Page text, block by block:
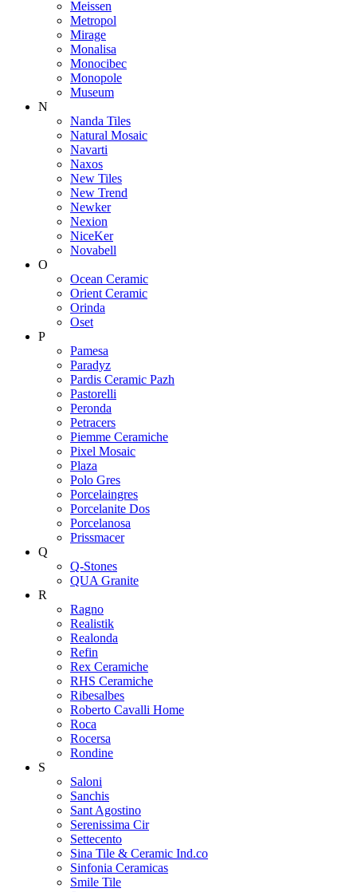
Meissen
Metropol
Mirage
Monalisa
Monocibec
Monopole
Museum
N
Nanda Tiles
Natural Mosaic
Navarti
Naxos
New Tiles
New Trend
Newker
Nexion
NiceKer
Novabell
O
Ocean Ceramic
Orient Ceramic
Orinda
Oset
P
Pamesa
Paradyz
Pardis Ceramic Pazh
Pastorelli
Peronda
Petracers
Piemme Ceramiche
Pixel Mosaic
Plaza
Polo Gres
Porcelaingres
Porcelanite Dos
Porcelanosa
Prissmacer
Q
Q-Stones
QUA Granite
R
Ragno
Realistik
Realonda
Refin
Rex Ceramiche
RHS Ceramiche
Ribesalbes
Roberto Cavalli Home
Roca
Rocersa
Rondine
S
Saloni
Sanchis
Sant Agostino
Serenissima Cir
Settecento
Sina Tile & Ceramic Ind.co
Sinfonia Ceramicas
Smile Tile